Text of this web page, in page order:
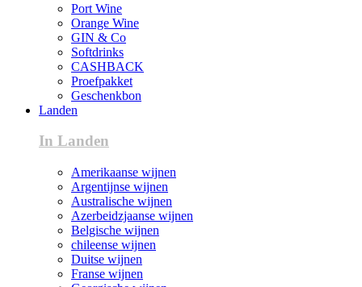
Port Wine
Orange Wine
GIN & Co
Softdrinks
CASHBACK
Proefpakket
Geschenkbon
Landen
In Landen
Amerikaanse wijnen
Argentijnse wijnen
Australische wijnen
Azerbeidzjaanse wijnen
Belgische wijnen
chileense wijnen
Duitse wijnen
Franse wijnen